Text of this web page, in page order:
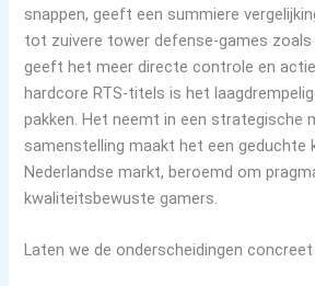
snappen, geeft een summiere
tot zuivere tower defense-games zoals
geeft het meer directe controle en
hardcore RTS-titels is het
pakken. Het neemt in een strategische
samenstelling maakt het een geduchte
Nederlandse markt, beroemd om
kwaliteitsbewuste gamers.
Laten we de onderscheidingen concreet